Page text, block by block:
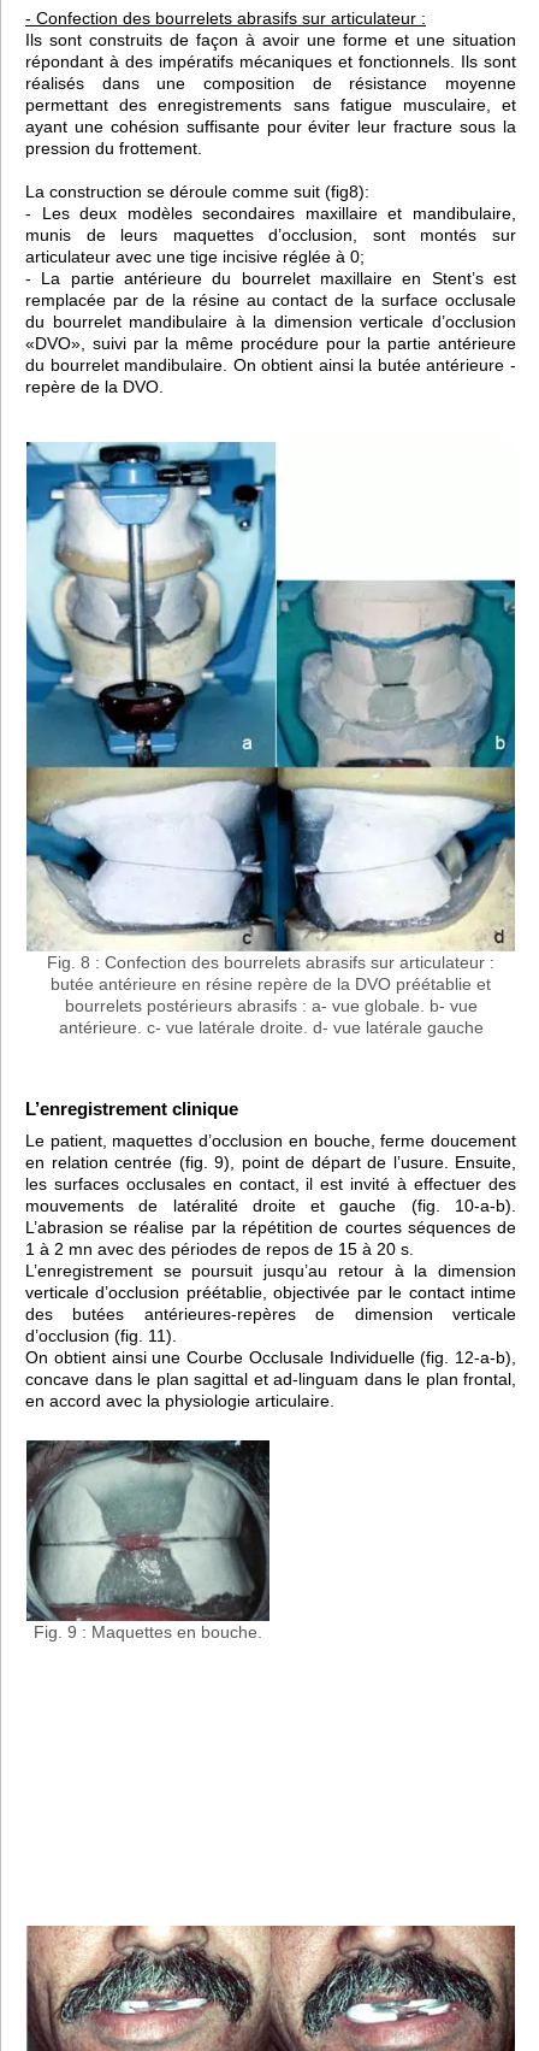
- Confection des bourrelets abrasifs sur articulateur :
Ils sont construits de façon à avoir une forme et une situation
répondant à des impératifs mécaniques et fonctionnels. Ils sont
réalisés dans une composition de résistance moyenne
permettant des enregistrements sans fatigue musculaire, et
ayant une cohésion suffisante pour éviter leur fracture sous la
pression du frottement.
La construction se déroule comme suit (fig8):
- Les deux modèles secondaires maxillaire et mandibulaire,
munis de leurs maquettes d’occlusion, sont montés sur
articulateur avec une tige incisive réglée à 0;
- La partie antérieure du bourrelet maxillaire en Stent’s est
remplacée par de la résine au contact de la surface occlusale
du bourrelet mandibulaire à la dimension verticale d’occlusion
«DVO», suivi par la même procédure pour la partie antérieure
du bourrelet mandibulaire. On obtient ainsi la butée antérieure -
repère de la DVO.
Fig. 8 : Confection des bourrelets abrasifs sur articulateur :
butée antérieure en résine repère de la DVO préétablie et
bourrelets postérieurs abrasifs : a- vue globale. b- vue
antérieure. c- vue latérale droite. d- vue latérale gauche
L’enregistrement clinique
Le patient, maquettes d’occlusion en bouche, ferme doucement
en relation centrée (fig. 9), point de départ de l’usure. Ensuite,
les surfaces occlusales en contact, il est invité à effectuer des
mouvements de latéralité droite et gauche (fig. 10-a-b).
L’abrasion se réalise par la répétition de courtes séquences de
1 à 2 mn avec des périodes de repos de 15 à 20 s.
L’enregistrement se poursuit jusqu’au retour à la dimension
verticale d’occlusion préétablie, objectivée par le contact intime
des butées antérieures-repères de dimension verticale
d’occlusion (fig. 11).
On obtient ainsi une Courbe Occlusale Individuelle (fig. 12-a-b),
concave dans le plan sagittal et ad-linguam dans le plan frontal,
en accord avec la physiologie articulaire.
Fig. 9 : Maquettes en bouche.